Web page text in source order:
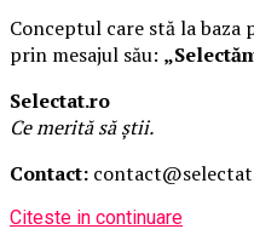
Conceptul care stă la
prin mesajul său:
Selectat.ro
Ce merită să știi.
Contact:
Citeste in continuare